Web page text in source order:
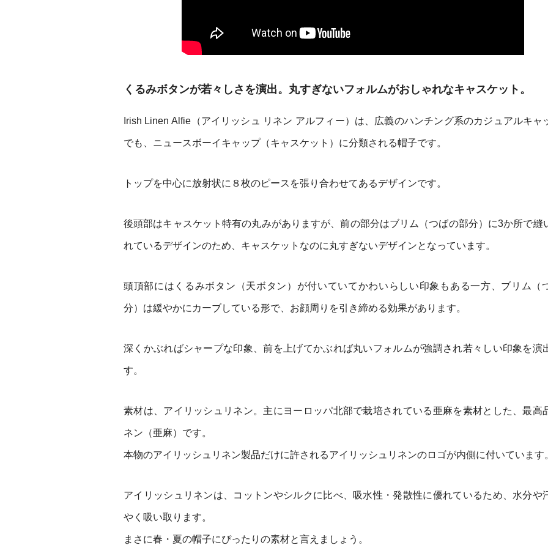
くるみボタンが若々しさを演出。丸すぎないフォルムがおしゃれなキャスケット。
Irish Linen Alfie（アイリッシュ リネン アルフィー）は、広義のハンチング系のカジュアルキャ
でも、ニュースボーイキャップ（キャスケット）に分類される帽子です。
トップを中心に放射状に８枚のピースを張り合わせてあるデザインです。
後頭部はキャスケット特有の丸みがありますが、前の部分はブリム（つばの部分）に3か所で縫
れているデザインのため、キャスケットなのに丸すぎないデザインとなっています。
頭頂部にはくるみボタン（天ボタン）が付いていてかわいらしい印象もある一方、ブリム（
分）は緩やかにカーブしている形で、お顔周りを引き締める効果があります。
深くかぶればシャープな印象、前を上げてかぶれば丸いフォルムが強調され若々しい印象を演
す。
素材は、アイリッシュリネン。主にヨーロッパ北部で栽培されている亜麻を素材とした、最高
ネン（亜麻）です。
本物のアイリッシュリネン製品だけに許されるアイリッシュリネンのロゴが内側に付いています
アイリッシュリネンは、コットンやシルクに比べ、吸水性・発散性に優れているため、水分や
やく吸い取ります。
まさに春・夏の帽子にぴったりの素材と言えましょう。